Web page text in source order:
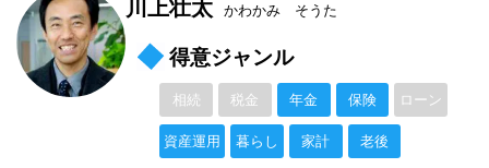
川上壮太 かわかみ そうた
得意ジャンル
相続 税金 年金 保険 ローン
資産運用 暮らし 家計 老後